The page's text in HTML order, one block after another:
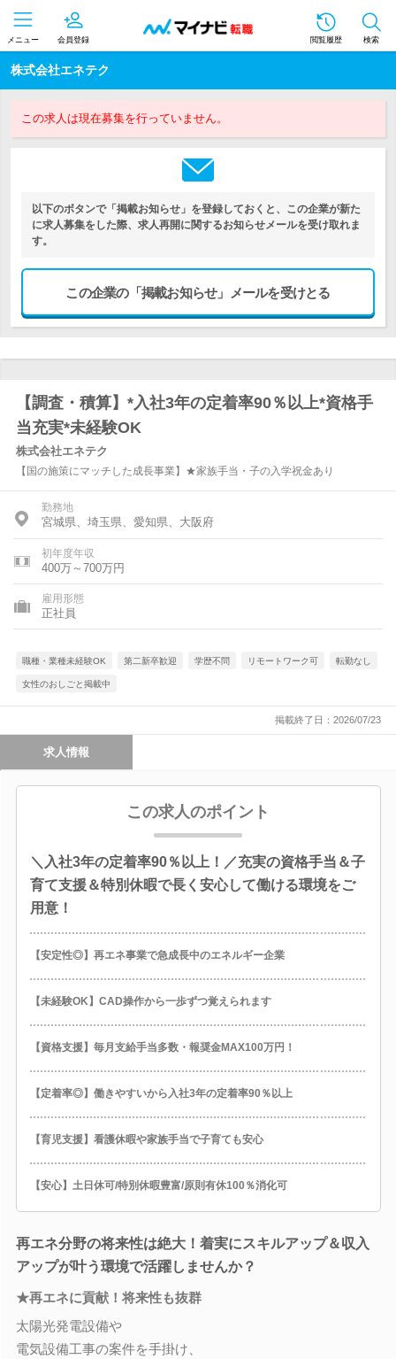
メニュー 会員登録 閲覧履歴 検索
株式会社エネテク
この求人は現在募集を行っていません。
以下のボタンで「掲載お知らせ」を登録しておくと、この企業が新た
に求人募集をした際、求人再開に関するお知らせメールを受け取れま
す。
この企業の「掲載お知らせ」メールを受けとる
【調査・積算】*入社3年の定着率90％以上*資格手
当充実*未経験OK
株式会社エネテク
【国の施策にマッチした成長事業】★家族手当・子の入学祝金あり
勤務地
宮城県、埼玉県、愛知県、大阪府
初年度年収
400万～700万円
雇用形態
正社員
職種・業種未経験OK 第二新卒歓迎 学歴不問 リモートワーク可 転勤なし
女性のおしごと掲載中
掲載終了日：2026/07/23
求人情報
この求人のポイント
＼入社3年の定着率90％以上！／充実の資格手当＆子
育て支援＆特別休暇で長く安心して働ける環境をご
用意！
【安定性◎】再エネ事業で急成長中のエネルギー企業
【未経験OK】CAD操作から一歩ずつ覚えられます
【資格支援】毎月支給手当多数・報奨金MAX100万円！
【定着率◎】働きやすいから入社3年の定着率90％以上
【育児支援】看護休暇や家族手当で子育ても安心
【安心】土日休可/特別休暇豊富/原則有休100％消化可
再エネ分野の将来性は絶大！着実にスキルアップ＆収入
アップが叶う環境で活躍しませんか？
★再エネに貢献！将来性も抜群
太陽光発電設備や
電気設備工事の案件を手掛け、